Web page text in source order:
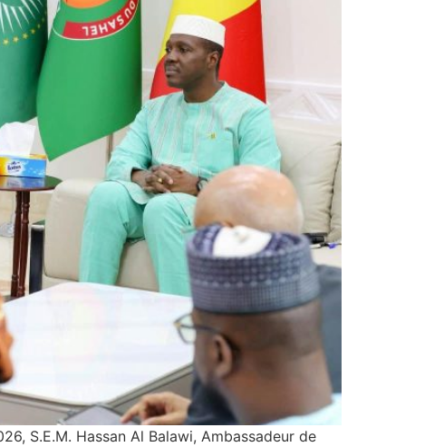
S.E.M. Hassan Al Balawi, Ambassadeur de